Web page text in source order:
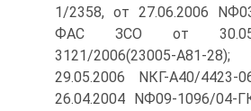
1/2358, от 27.06.2006
ФАС ЗСО от
3121/2006(23005-А81-
29.05.2006 NКГ-А40/
26.04.2004 NФ09-1096/04-